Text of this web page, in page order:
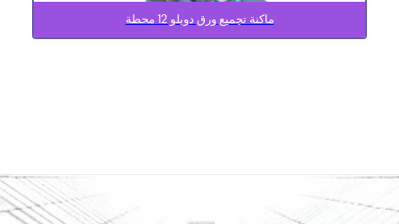
ماكنة تجميع ورق دوبلو 12 محطة